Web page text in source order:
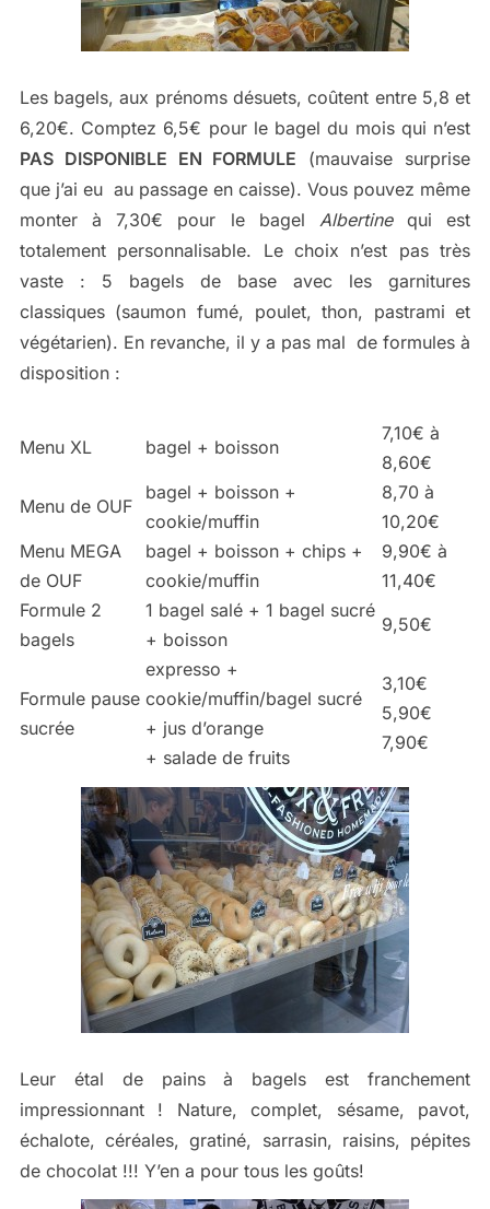
Les bagels, aux prénoms désuets, coûtent entre 5,8 et
6,20€. Comptez 6,5€ pour le bagel du mois qui n’est
PAS DISPONIBLE EN FORMULE (mauvaise surprise
que j’ai eu au passage en caisse). Vous pouvez même
monter à 7,30€ pour le bagel Albertinequi est
totalement personnalisable. Le choix n’est pas très
vaste : 5 bagels de base avec les garnitures
classiques (saumon fumé, poulet, thon, pastrami et
végétarien). En revanche, il y a pas mal de formules à
disposition :
Menu XL bagel + boisson
7,10€ à
8,60€
Menu de OUF
bagel + boisson +
cookie/muffin
8,70 à
10,20€
Menu MEGA
de OUF
bagel + boisson + chips +
cookie/muffin
9,90€ à
11,40€
Formule 2
bagels
1 bagel salé + 1 bagel sucré
+ boisson
9,50€
Formule pause
sucrée
expresso +
cookie/muffin/bagel sucré
+ jus d’orange
+ salade de fruits
3,10€
5,90€
7,90€
Leur étal de pains à bagels est franchement
impressionnant ! Nature, complet, sésame, pavot,
échalote, céréales, gratiné, sarrasin, raisins, pépites
de chocolat !!! Y’en a pour tous les goûts!